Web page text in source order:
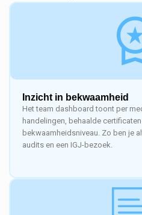
Inzicht in bekwaamheid
Het team dashboard toont per
handelingen, behaalde
bekwaamheidsniveau. Zo ben je
audits en een IGJ-bezoek.